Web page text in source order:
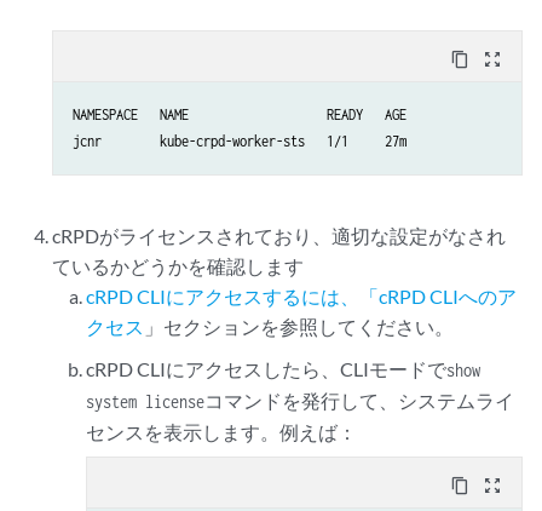
content_copy zoom_out_map
NAMESPACE   NAME                   READY   AGE
jcnr        kube-crpd-worker-sts   1/1     27m
cRPDがライセンスされており、適切な設定がなされ
ているかどうかを確認します
cRPD CLIにアクセスするには、「cRPD CLIへのア
クセス 」セクションを参照してください。
cRPD CLIにアクセスしたら、CLIモードでshow
system licenseコマンドを発行して、システムライ
センスを表示します。例えば：
content_copy zoom_out_map